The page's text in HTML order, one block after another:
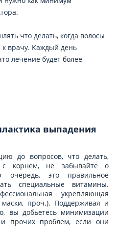
что делать, когда волосы
врачу. Каждый день
лечение будет более
выпадения
до вопросов, что делать,
с корнем, не забывайте о
очередь, это правильное
специальные витамины.
укрепляющая
проч.). Поддерживая и
вы добьетесь минимизации
и прочих проблем, если они